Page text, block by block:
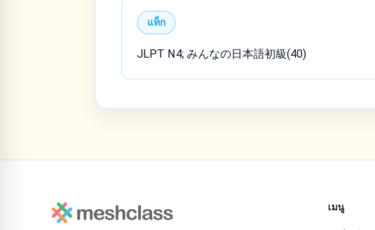
แท็ก
JLPT N4; みんなの日本語初級(40)
เมนู